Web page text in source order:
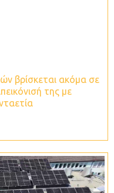
βρίσκεται ακόμα σε
της με